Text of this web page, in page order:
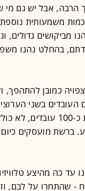
כמות משמעותית
מביקושים גדולים,
בהחלט נהנו
כמובן להתהפך,
עד כה מהיצע
- שהתחרו על לבם,